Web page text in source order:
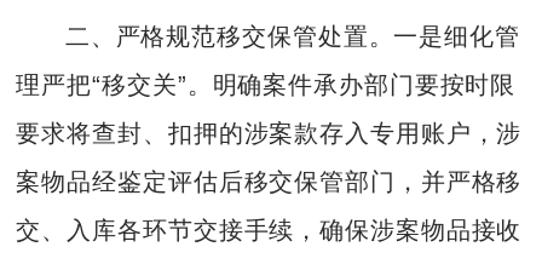
二、严格规范移交保管处置。一是细化管
理严把“移交关”。明确案件承办部门要按时限
要求将查封、扣押的涉案款存入专用账户，涉
案物品经鉴定评估后移交保管部门，并严格移
交、入库各环节交接手续，确保涉案物品接收